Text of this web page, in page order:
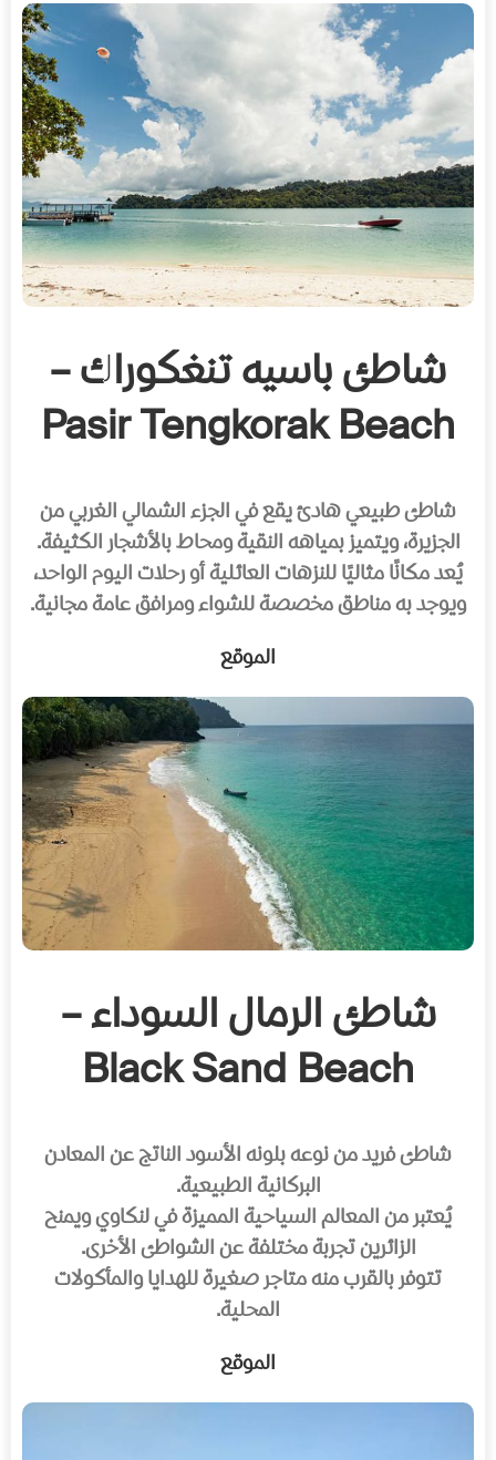
شاطئ باسيه تنغكوراك –
Pasir Tengkorak Beach
شاطئ طبيعي هادئ يقع في الجزء الشمالي الغربي من
الجزيرة، ويتميز بمياهه النقية ومحاط بالأشجار الكثيفة.
يُعد مكانًا مثاليًا للنزهات العائلية أو رحلات اليوم الواحد،
ويوجد به مناطق مخصصة للشواء ومرافق عامة مجانية.
الموقع
شاطئ الرمال السوداء –
Black Sand Beach
شاطئ فريد من نوعه بلونه الأسود الناتج عن المعادن
البركانية الطبيعية.
يُعتبر من المعالم السياحية المميزة في لنكاوي ويمنح
الزائرين تجربة مختلفة عن الشواطئ الأخرى.
تتوفر بالقرب منه متاجر صغيرة للهدايا والمأكولات
المحلية.
الموقع